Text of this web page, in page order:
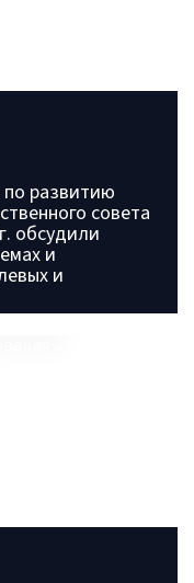
по развитию
совета
обсудили
и
и